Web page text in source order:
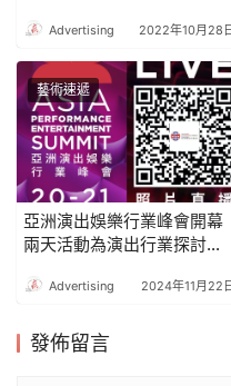
Advertising 2022年10月28
藝術速遞
亞洲演出娛樂行業峰會開幕
兩天活動為演出行業探討新
Advertising 2024年11月22
發佈留言